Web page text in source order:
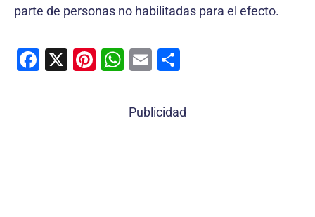
parte de personas no habilitadas para el efecto.
F
X
Pi W
at
E
ai m
Publicidad